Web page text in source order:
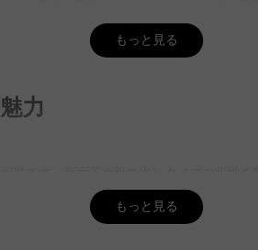
ペースを増やせます。CAGUUUの5年品
もっと見る
力
た印象になります。
もっと見る